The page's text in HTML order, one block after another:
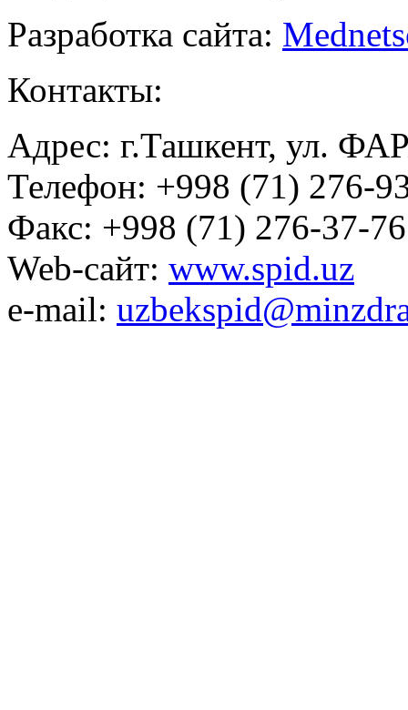
Разработка сайта:
Контакты:
Адрес: г.Ташкент, ул.
Телефон: +998 (71) 276-
Факс: +998 (71) 276-37-76
Web-сайт: www.spid.uz
e-mail: